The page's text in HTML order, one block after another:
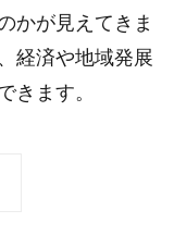
かが見えてきま
経済や地域発展
きます。